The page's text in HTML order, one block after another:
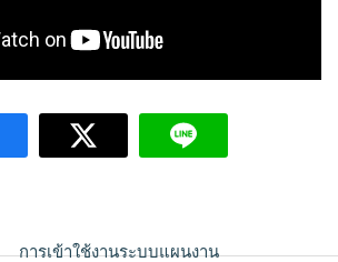
การเข้าใช้งานระบบแผนงาน